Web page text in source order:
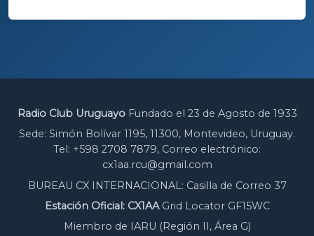
Radio Club UruguayoFundado el 23 de Agosto de 1933
Sede: Simón Bolívar 1195, 11300, Montevideo, Uruguay.
Tel: +598 2708 7879, Correo electrónico:
cx1aa.rcu@gmail.com
BUREAU CX INTERNACIONAL: Casilla de Correo 37
Estación Oficial: CX1AAGrid Locator GF15WC
Miembro de IARU (Región II, Área G)